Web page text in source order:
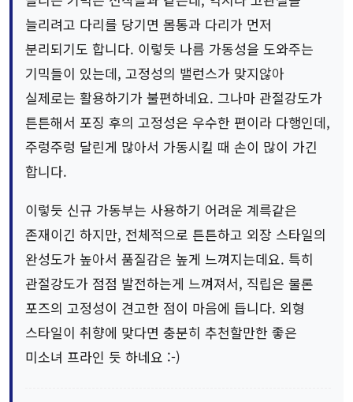
늘리려고 다리를 당기면 몸통과 다리가 먼저
분리되기도 합니다. 이렇듯 나름 가동성을 도와주는
기믹들이 있는데, 고정성의 밸런스가 맞지않아
실제로는 활용하기가 불편하네요. 그나마 관절강도가
튼튼해서 포징 후의 고정성은 우수한 편이라 다행인데,
주렁주렁 달린게 많아서 가동시킬 때 손이 많이 가긴
합니다.
이렇듯 신규 가동부는 사용하기 어려운 계륵같은
존재이긴 하지만, 전체적으로 튼튼하고 외장 스타일의
완성도가 높아서 품질감은 높게 느껴지는데요. 특히
관절강도가 점점 발전하는게 느껴져서, 직립은 물론
포즈의 고정성이 견고한 점이 마음에 듭니다. 외형
스타일이 취향에 맞다면 충분히 추천할만한 좋은
미소녀 프라인 듯 하네요 :-)